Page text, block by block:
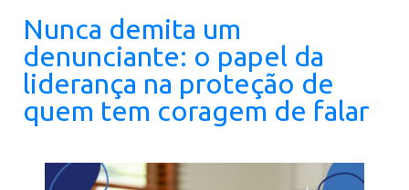
Nunca demita um
denunciante: o papel da
liderança na proteção de
quem tem coragem de falar